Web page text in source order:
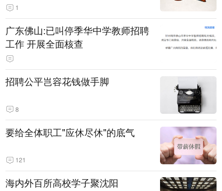
1
广东佛山:已叫停季华中学教师招聘
工作 开展全面核查
招聘公平岂容花钱做手脚
8
要给全体职工"应休尽休"的底气
121
海内外百所高校学子聚沈阳